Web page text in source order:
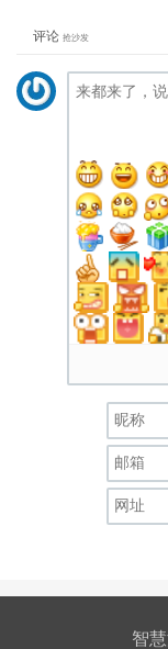
评论 抢沙发
智